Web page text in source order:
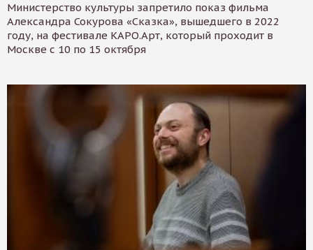
Министерство культуры запретило показ фильма
Александра Сокурова «Сказка», вышедшего в 2022
году, на фестивале КАРО.Арт, который проходит в
Москве с 10 по 15 октября